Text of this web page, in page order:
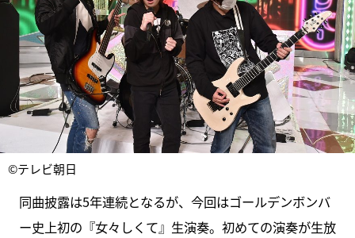
©テレビ朝日
同曲披露は5年連続となるが、今回はゴールデンボンバ
ー史上初の『女々しくて』生演奏。初めての演奏が生放